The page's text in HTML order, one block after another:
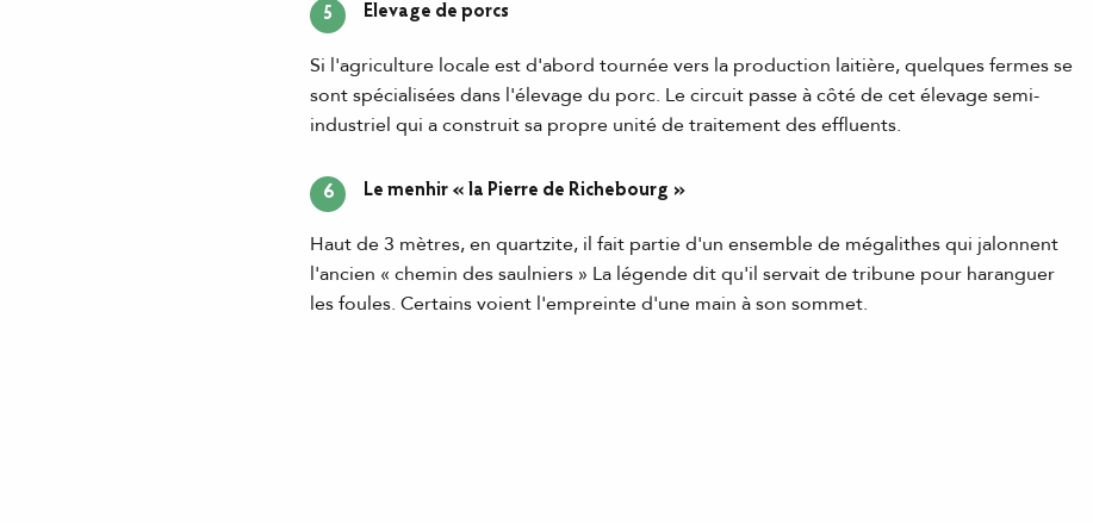
5 Elevage de porcs
Si l'agriculture locale est d'abord tournée vers la production laitière, quelques fermes se
sont spécialisées dans l'élevage du porc. Le circuit passe à côté de cet élevage semi-
industriel qui a construit sa propre unité de traitement des effluents.
6 Le menhir « la Pierre de Richebourg »
Haut de 3 mètres, en quartzite, il fait partie d'un ensemble de mégalithes qui jalonnent
l'ancien « chemin des saulniers » La légende dit qu'il servait de tribune pour haranguer
les foules. Certains voient l'empreinte d'une main à son sommet.